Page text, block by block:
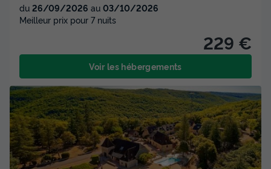
du 26/09/2026 au 03/10/2026
Meilleur prix pour 7 nuits
229 €
Voir les hébergements